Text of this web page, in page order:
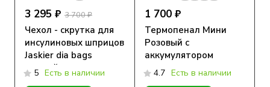
3 295 ₽ 3 700 ₽
Чехол - скрутка для
инсулиновых шприцов
Jaskier dia bags
черный, натуральная
кожа
5 Есть в наличии
1 700 ₽
Термопенал Мини
Розовый с
аккумулятором
4.7 Есть в наличии